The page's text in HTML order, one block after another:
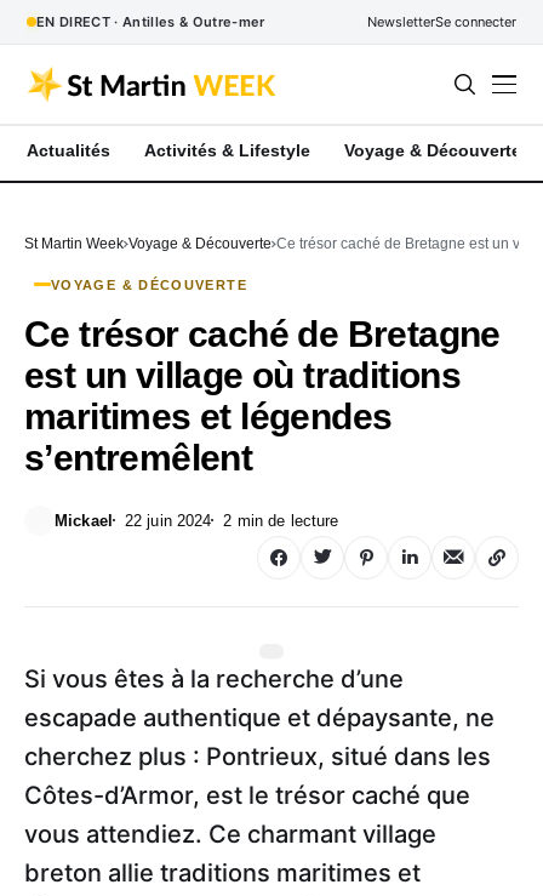
EN DIRECT · Antilles & Outre-mer NewsletterSe connecter
Actualités Activités & Lifestyle Voyage & Découverte
St Martin Week Voyage & Découverte Ce trésor caché de Bretagne est un
VOYAGE & DÉCOUVERTE
Ce trésor caché de Bretagne
est un village où traditions
maritimes et légendes
s’entremêlent
Mickael 22 juin 2024 2 min de lecture
Si vous êtes à la recherche d’une
escapade authentique et dépaysante, ne
cherchez plus : Pontrieux, situé dans les
Côtes-d’Armor, est le trésor caché que
vous attendiez. Ce charmant village
breton allie traditions maritimes et